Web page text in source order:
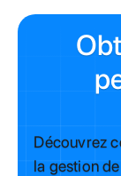
Découvrez
la gestion